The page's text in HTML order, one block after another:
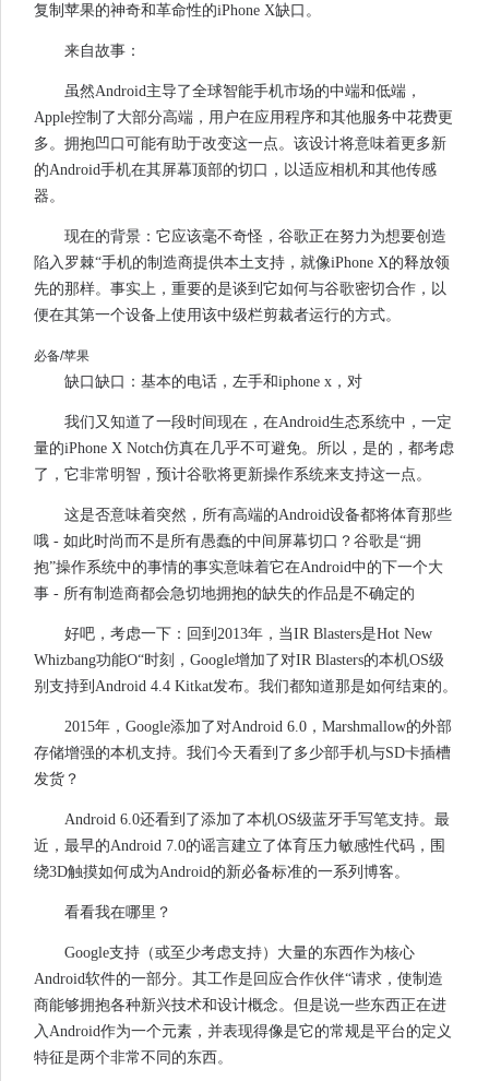
复制苹果的神奇和革命性的iPhone X缺口。
来自故事：
虽然Android主导了全球智能手机市场的中端和低端，
Apple控制了大部分高端，用户在应用程序和其他服务中花费更
多。拥抱凹口可能有助于改变这一点。该设计将意味着更多新
的Android手机在其屏幕顶部的切口，以适应相机和其他传感
器。
现在的背景：它应该毫不奇怪，谷歌正在努力为想要创造
陷入罗棘“手机的制造商提供本土支持，就像iPhone X的释放领
先的那样。事实上，重要的是谈到它如何与谷歌密切合作，以
便在其第一个设备上使用该中级栏剪裁者运行的方式。
必备/苹果
缺口缺口：基本的电话，左手和iphone x，对
我们又知道了一段时间现在，在Android生态系统中，一定
量的iPhone X Notch仿真在几乎不可避免。所以，是的，都考虑
了，它非常明智，预计谷歌将更新操作系统来支持这一点。
这是否意味着突然，所有高端的Android设备都将体育那些
哦 - 如此时尚而不是所有愚蠢的中间屏幕切口？谷歌是“拥
抱”操作系统中的事情的事实意味着它在Android中的下一个大
事 - 所有制造商都会急切地拥抱的缺失的作品是不确定的
好吧，考虑一下：回到2013年，当IR Blasters是Hot New
Whizbang功能O“时刻，Google增加了对IR Blasters的本机OS级
别支持到Android 4.4 Kitkat发布。我们都知道那是如何结束的。
2015年，Google添加了对Android 6.0，Marshmallow的外部
存储增强的本机支持。我们今天看到了多少部手机与SD卡插槽
发货？
Android 6.0还看到了添加了本机OS级蓝牙手写笔支持。最
近，最早的Android 7.0的谣言建立了体育压力敏感性代码，围
绕3D触摸如何成为Android的新必备标准的一系列博客。
看看我在哪里？
Google支持（或至少考虑支持）大量的东西作为核心
Android软件的一部分。其工作是回应合作伙伴“请求，使制造
商能够拥抱各种新兴技术和设计概念。但是说一些东西正在进
入Android作为一个元素，并表现得像是它的常规是平台的定义
特征是两个非常不同的东西。